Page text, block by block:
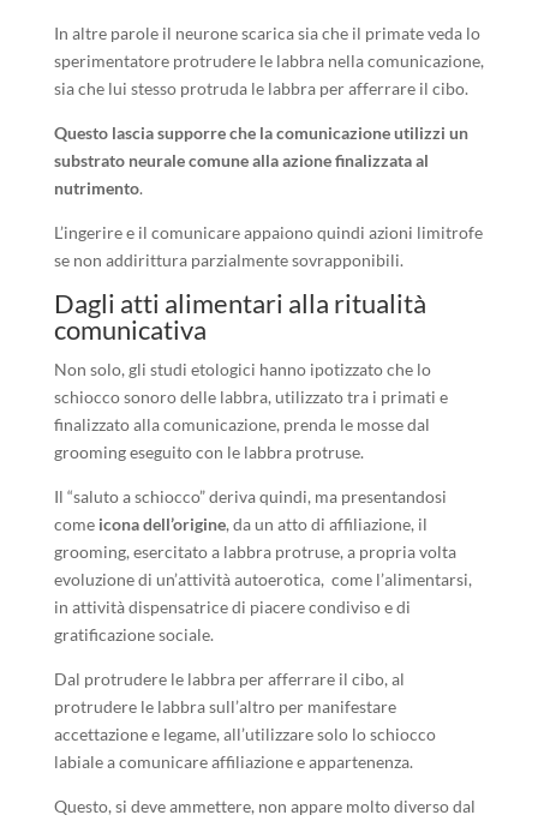
In altre parole il neurone scarica sia che il primate veda lo
sperimentatore protrudere le labbra nella comunicazione,
sia che lui stesso protruda le labbra per afferrare il cibo.
Questo lascia supporre che la comunicazione utilizzi un
substrato neurale comune alla azione finalizzata al
nutrimento.
L’ingerire e il comunicare appaiono quindi azioni limitrofe
se non addirittura parzialmente sovrapponibili.
Dagli atti alimentari alla ritualità
comunicativa
Non solo, gli studi etologici hanno ipotizzato che lo
schiocco sonoro delle labbra, utilizzato tra i primati e
finalizzato alla comunicazione, prenda le mosse dal
grooming eseguito con le labbra protruse.
Il “saluto a schiocco” deriva quindi, ma presentandosi
come icona dell’origine, da un atto di affiliazione, il
grooming, esercitato a labbra protruse, a propria volta
evoluzione di un’attività autoerotica, come l’alimentarsi,
in attività dispensatrice di piacere condiviso e di
gratificazione sociale.
Dal protrudere le labbra per afferrare il cibo, al
protrudere le labbra sull’altro per manifestare
accettazione e legame, all’utilizzare solo lo schiocco
labiale a comunicare affiliazione e appartenenza.
Questo, si deve ammettere, non appare molto diverso dal